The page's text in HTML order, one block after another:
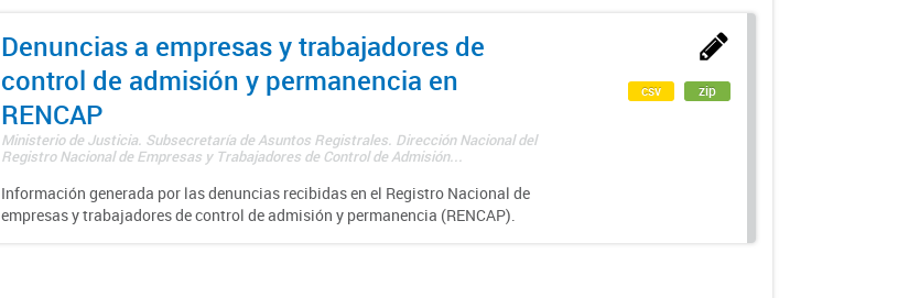
Denuncias a empresas y trabajadores de
control de admisión y permanencia en
RENCAP
Ministerio de Justicia. Subsecretaría de Asuntos Registrales. Dirección Nacional del
Registro Nacional de Empresas y Trabajadores de Control de Admisión...
Información generada por las denuncias recibidas en el Registro Nacional de
empresas y trabajadores de control de admisión y permanencia (RENCAP).
csv zip